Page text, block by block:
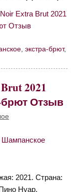
,экстра-брют,
2021
Отзыв
2021. Страна:
Нуар.